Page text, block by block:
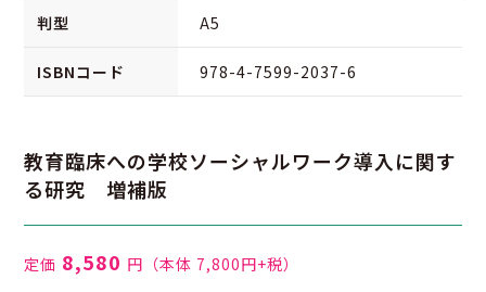
判型 A5
ISBNコード 978-4-7599-2037-6
教育臨床への学校ソーシャルワーク導入に関す
る研究 増補版
定価 8,580 円 （本体 7,800円+税）